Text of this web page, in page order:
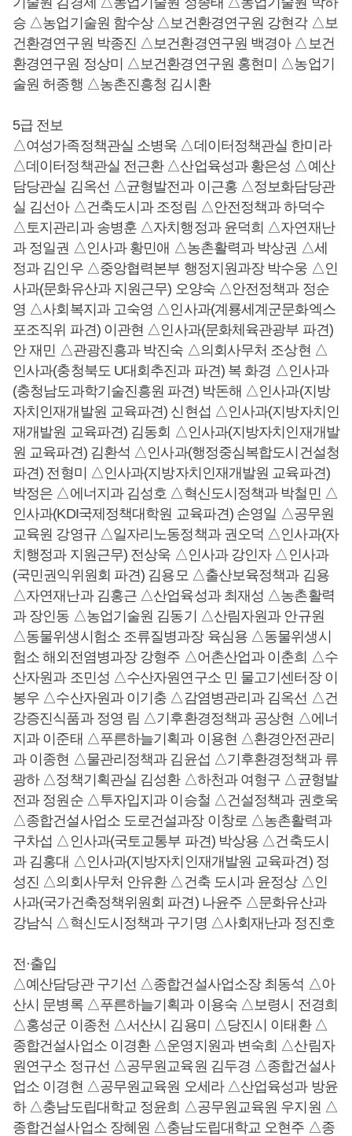
승 △농업기술원 함수상 △보건환경연구원 강현각 △보
건환경연구원 박종진 △보건환경연구원 백경아 △보건
환경연구원 정상미 △보건환경연구원 홍현미 △농업기
술원 허종행 △농촌진흥청 김시환
5급 전보
△여성가족정책관실 소병욱 △데이터정책관실 한미라
△데이터정책관실 전근환 △산업육성과 황은성 △예산
담당관실 김옥선 △균형발전과 이근홍 △정보화담당관
실 김선아 △건축도시과 조정림 △안전정책과 하덕수
△토지관리과 송병훈 △자치행정과 윤덕희 △자연재난
과 정일권 △인사과 황민애 △농촌활력과 박상권 △세
정과 김인우 △중앙협력본부 행정지원과장 박수웅 △인
사과(문화유산과 지원근무) 오양숙 △안전정책과 정순
영 △사회복지과 고숙영 △인사과(계룡세계군문화엑스
포조직위 파견) 이관현 △인사과(문화체육관광부 파견)
안 재민 △관광진흥과 박진숙 △의회사무처 조상현 △
인사과(충청북도 U대회추진과 파견) 복 화경 △인사과
(충청남도과학기술진흥원 파견) 박돈해 △인사과(지방
자치인재개발원 교육파견) 신현섭 △인사과(지방자치인
재개발원 교육파견) 김동회 △인사과(지방자치인재개발
원 교육파견) 김환석 △인사과(행정중심복합도시건설청
파견) 전형미 △인사과(지방자치인재개발원 교육파견)
박정은 △에너지과 김성호 △혁신도시정책과 박철민 △
인사과(KDI국제정책대학원 교육파견) 손영일 △공무원
교육원 강영규 △일자리노동정책과 권오덕 △인사과(자
치행정과 지원근무) 전상욱 △인사과 강인자 △인사과
(국민권익위원회 파견) 김용모 △출산보육정책과 김용
△자연재난과 김홍근 △산업육성과 최재성 △농촌활력
과 장인동 △농업기술원 김동기 △산림자원과 안규원
△동물위생시험소 조류질병과장 육심용 △동물위생시
험소 해외전염병과장 강형주 △어촌산업과 이춘희 △수
산자원과 조민성 △수산자원연구소 민 물고기센터장 이
봉우 △수산자원과 이기충 △감염병관리과 김옥선 △건
강증진식품과 정영 림 △기후환경정책과 공상현 △에너
지과 이준태 △푸른하늘기획과 이용현 △환경안전관리
과 이종현 △물관리정책과 김윤섭 △기후환경정책과 류
광하 △정책기획관실 김성환 △하천과 여형구 △균형발
전과 정원순 △투자입지과 이승철 △건설정책과 권호욱
△종합건설사업소 도로건설과장 이창로 △농촌활력과
구차섭 △인사과(국토교통부 파견) 박상용 △건축도시
과 김홍대 △인사과(지방자치인재개발원 교육파견) 정
성진 △의회사무처 안유환 △건축 도시과 윤정상 △인
사과(국가건축정책위원회 파견) 나윤주 △문화유산과
강남식 △혁신도시정책과 구기명 △사회재난과 정진호
전·출입
△예산담당관 구기선 △종합건설사업소장 최동석 △아
산시 문병록 △푸른하늘기획과 이용숙 △보령시 전경희
△홍성군 이종천 △서산시 김용미 △당진시 이태환 △
종합건설사업소 이경환 △운영지원과 변숙희 △산림자
원연구소 정규선 △공무원교육원 김두경 △종합건설사
업소 이경현 △공무원교육원 오세라 △산업육성과 방윤
하 △충남도립대학교 정윤희 △공무원교육원 우지원 △
종합건설사업소 장혜원 △충남도립대학교 오현주 △종